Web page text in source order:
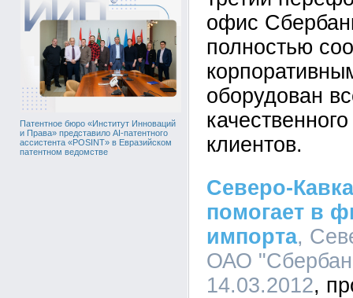
Патентное бюро «Институт Инноваций
и Права» представило AI-патентного
ассистента «POSINT» в Евразийском
патентном ведомстве
офис
полностью
оборудован
клиентов.
Северо-
помогает в
импорта,
ОАО
14.03.2012